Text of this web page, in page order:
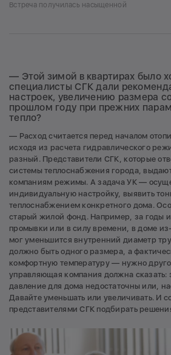
Встреча получилась насыщенной
— Этой зимой в квартирах было
специалисты СГК дали
настроек, увеличению размера
прошлом году при прежних
тепло?
— Расход считается перед началом
исходя из расчета гидравлического
разный. Представители СГК, которые
системы теплоснабжения города,
компаниям режимы. А задача УК —
индивидуальную настройку, выявить
теплоснабжением конкретного дома.
старый жилой фонд. Например, за годы
промывки или в силу времени, в доме
мог уменьшится внутренний диаметр
должно быть одного размера, а
комфортную температуру — нужно
управляющая компания должна сказать:
давление для дома недостаточны или,
Давайте уменьшать или увеличивать. И
представителями СГК подбирать